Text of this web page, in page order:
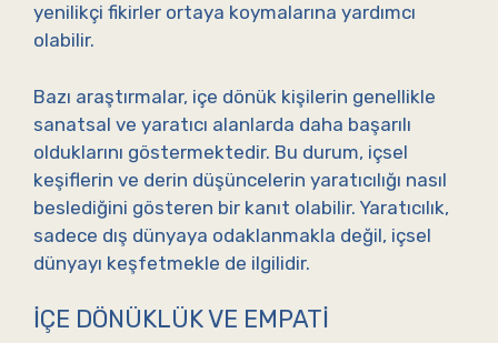
yenilikçi fikirler ortaya koymalarına yardımcı
olabilir.
Bazı araştırmalar, içe dönük kişilerin genellikle
sanatsal ve yaratıcı alanlarda daha başarılı
olduklarını göstermektedir. Bu durum, içsel
keşiflerin ve derin düşüncelerin yaratıcılığı nasıl
beslediğini gösteren bir kanıt olabilir. Yaratıcılık,
sadece dış dünyaya odaklanmakla değil, içsel
dünyayı keşfetmekle de ilgilidir.
İÇE DÖNÜKLÜK VE EMPATI